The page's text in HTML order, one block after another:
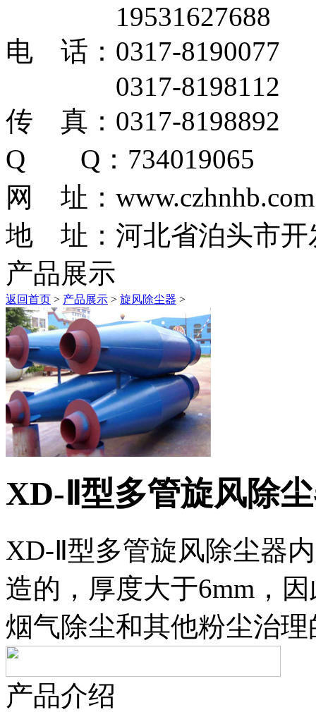
19531627688
电 话：0317-8190077
0317-8198112
传 真：0317-8198892
Q Q：734019065
网 址：www.czhnhb.com
地 址：河北省泊头市开
产品展示
返回首页 > 产品展示 > 旋风除尘器 >
XD-Ⅱ型多管旋风除
XD-Ⅱ型多管旋风除尘器
造的，厚度大于6mm，
烟气除尘和其他粉尘治
产品介绍